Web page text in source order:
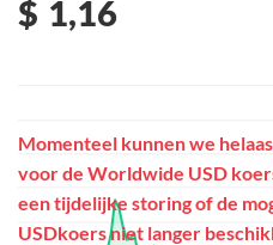
$ 1,16
Momenteel kunnen we
voor de Worldwide USD
een tijdelijke storing of de
USDkoers niet langer